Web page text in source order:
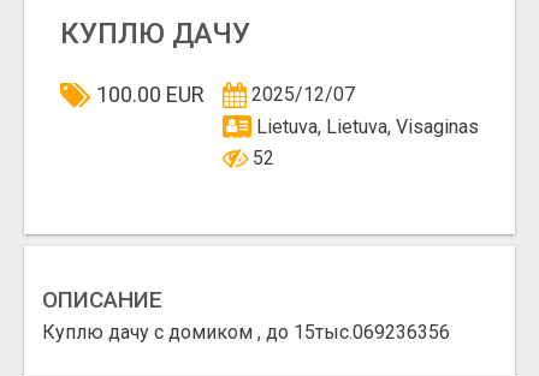
КУПЛЮ ДАЧУ
100.00 EUR
2025/12/07
Lietuva, Lietuva, Visaginas
52
ОПИСАНИЕ
Куплю дачу с домиком , до 15тыс.069236356